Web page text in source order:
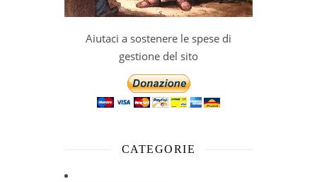
Aiutaci a sostenere le spese di
gestione del sito
CATEGORIE